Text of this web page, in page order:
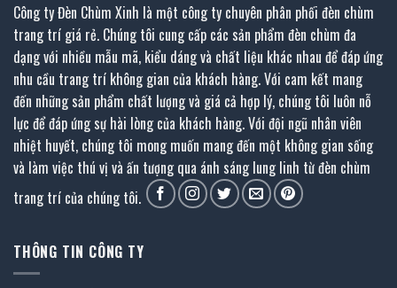
Công ty Đèn Chùm Xinh là một công ty chuyên phân phối đèn chùm
trang trí giá rẻ. Chúng tôi cung cấp các sản phẩm đèn chùm đa
dạng với nhiều mẫu mã, kiểu dáng và chất liệu khác nhau để đáp ứng
nhu cầu trang trí không gian của khách hàng. Với cam kết mang
đến những sản phẩm chất lượng và giá cả hợp lý, chúng tôi luôn nỗ
lực để đáp ứng sự hài lòng của khách hàng. Với đội ngũ nhân viên
nhiệt huyết, chúng tôi mong muốn mang đến một không gian sống
và làm việc thú vị và ấn tượng qua ánh sáng lung linh từ đèn chùm
trang trí của chúng tôi.
THÔNG TIN CÔNG TY